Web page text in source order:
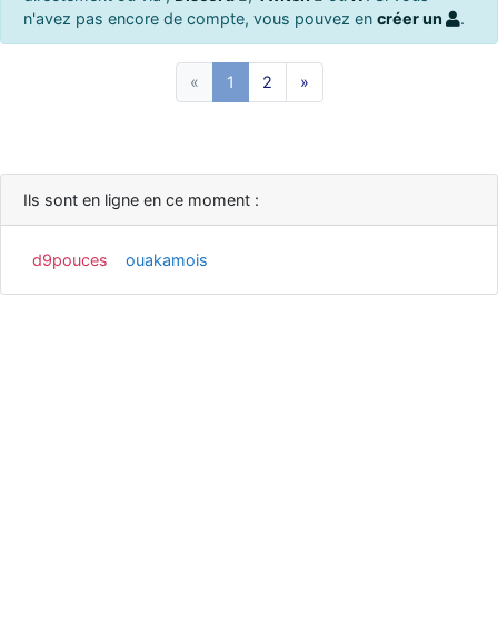
n'avez pas encore de compte, vous pouvez en créer un .
« 1 2 »
Ils sont en ligne en ce moment :
d9pouces ouakamois